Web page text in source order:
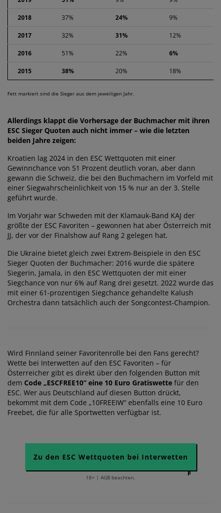
2018 37% 24% 9%
2017 32% 31% 12%
2016 51% 22% 6%
2015 38% 20% 18%
Fett markiert sind die Sieger aus dem jeweiligen Jahr.
Allerdings klappt die Vorhersage der Buchmacher mit ihren
ESC Sieger Quoten auch nicht immer – wie die letzten
beiden Jahre zeigen:
Kroatien lag 2024 in den ESC Wettquoten mit einer
Gewinnchance von 51 Prozent deutlich voran, aber dann
gewann die Schweiz, die bei den Buchmachern im Vorfeld mit
einer Siegwahrscheinlichkeit von 15 % nur an der 3. Stelle
geführt wurde.
Im Vorjahr war Schweden mit der Klamauk-Band KAJ der
größte der ESC Favoriten – gewonnen hat aber Österreich mit
JJ, der vor der Finalshow auf Rang 2 gelegen hat.
Die Ukraine bietet gleich zwei Extrem-Beispiele in den ESC
Sieger Quoten der Buchmacher: 2016 wurde die spätere
Siegerin, Jamala, in den ESC Wettquoten der mit einer
Siegchance von nur 6% auf Rang drei gesetzt. 2022 wurde das
mit einer 61-prozentigen Siegchance gehandelte Kalush
Orchestra dann tatsächlich auch der Songcontest-Champion.
Wird Finnland seiner Favoritenrolle bei den Fans gerecht?
Wette bei Interwetten auf den ESC Favoriten – für
Österreicher gibt es direkt über den folgenden Button mit
dem Code „ESCFREE10“ eine 10 Euro Gratiswette für den
ESC. Wer aus Deutschland auf diesen Button drückt,
bekommt mit dem Code „10FREEIW“ ebenfalls eine 10 Euro
Freebet, die für alle Sportwetten verfügbar ist.
Zu den ESC Wettquoten bei Interwetten
18+ | AGB beachten.